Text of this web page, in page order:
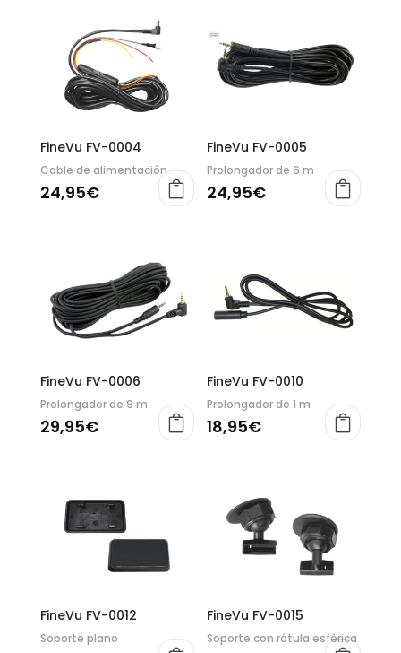
FineVu FV-0004
Cable de alimentación
24,95€
FineVu FV-0005
Prolongador de 6 m
24,95€
FineVu FV-0006
Prolongador de 9 m
29,95€
FineVu FV-0010
Prolongador de 1 m
18,95€
FineVu FV-0012
Soporte plano
FineVu FV-0015
Soporte con rótula esférica